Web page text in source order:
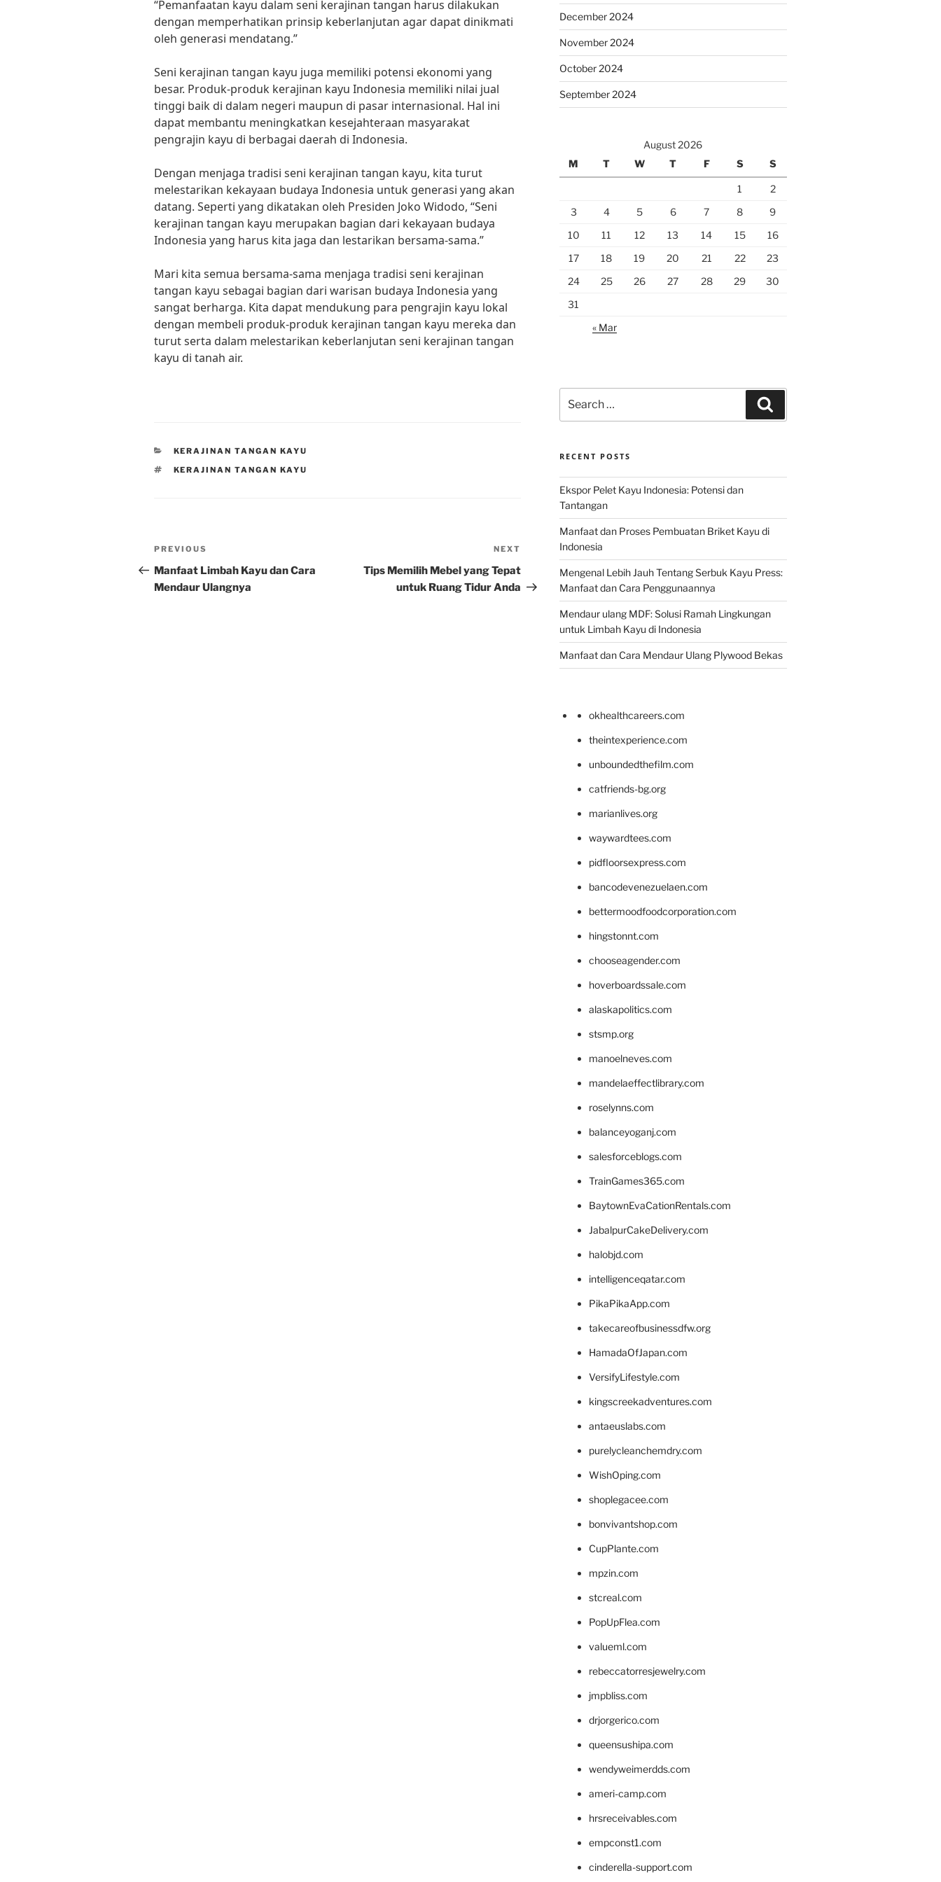
“Pemanfaatan kayu dalam seni kerajinan tangan harus dilakukan
dengan memperhatikan prinsip keberlanjutan agar dapat dinikmati
oleh generasi mendatang.”
Seni kerajinan tangan kayu juga memiliki potensi ekonomi yang
besar. Produk-produk kerajinan kayu Indonesia memiliki nilai jual
tinggi baik di dalam negeri maupun di pasar internasional. Hal ini
dapat membantu meningkatkan kesejahteraan masyarakat
pengrajin kayu di berbagai daerah di Indonesia.
Dengan menjaga tradisi seni kerajinan tangan kayu, kita turut
melestarikan kekayaan budaya Indonesia untuk generasi yang akan
datang. Seperti yang dikatakan oleh Presiden Joko Widodo, “Seni
kerajinan tangan kayu merupakan bagian dari kekayaan budaya
Indonesia yang harus kita jaga dan lestarikan bersama-sama.”
Mari kita semua bersama-sama menjaga tradisi seni kerajinan
tangan kayu sebagai bagian dari warisan budaya Indonesia yang
sangat berharga. Kita dapat mendukung para pengrajin kayu lokal
dengan membeli produk-produk kerajinan tangan kayu mereka dan
turut serta dalam melestarikan keberlanjutan seni kerajinan tangan
kayu di tanah air.
CATEGORIES
KERAJINAN TANGAN KAYU
TAGS
KERAJINAN TANGAN KAYU
Post
navigation
Previous
Post
PREVIOUS
Manfaat Limbah Kayu dan Cara
Mendaur Ulangnya
Post
NEXT
Tips Memilih Mebel yang Tepat
untuk Ruang Tidur Anda
December 2024
November 2024
October 2024
September 2024
August 2026
M
T W T F S S
1
2
3
4 5 6 7 8
9
10
11 12 13 14 15
16
17
18 19 20 21 22
23
24
25 26 27 28 29
30
31
« Mar
for:
RECENT POSTS
Ekspor Pelet Kayu Indonesia: Potensi dan
Tantangan
Manfaat dan Proses Pembuatan Briket Kayu di
Indonesia
Mengenal Lebih Jauh Tentang Serbuk Kayu Press:
Manfaat dan Cara Penggunaannya
Mendaur ulang MDF: Solusi Ramah Lingkungan
untuk Limbah Kayu di Indonesia
Manfaat dan Cara Mendaur Ulang Plywood Bekas
okhealthcareers.com
theintexperience.com
unboundedthefilm.com
catfriends-bg.org
marianlives.org
waywardtees.com
pidfloorsexpress.com
bancodevenezuelaen.com
bettermoodfoodcorporation.com
hingstonnt.com
chooseagender.com
hoverboardssale.com
alaskapolitics.com
stsmp.org
manoelneves.com
mandelaeffectlibrary.com
roselynns.com
balanceyoganj.com
salesforceblogs.com
TrainGames365.com
BaytownEvaCationRentals.com
JabalpurCakeDelivery.com
halobjd.com
intelligenceqatar.com
PikaPikaApp.com
takecareofbusinessdfw.org
HamadaOfJapan.com
VersifyLifestyle.com
kingscreekadventures.com
antaeuslabs.com
purelycleanchemdry.com
WishOping.com
shoplegacee.com
bonvivantshop.com
CupPlante.com
mpzin.com
stcreal.com
PopUpFlea.com
valueml.com
rebeccatorresjewelry.com
jmpbliss.com
drjorgerico.com
queensushipa.com
wendyweimerdds.com
ameri-camp.com
hrsreceivables.com
empconst1.com
cinderella-support.com